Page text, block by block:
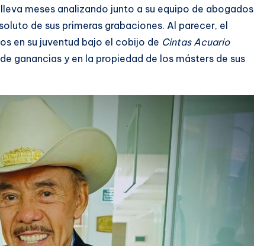
meses analizando junto a su equipo de abogados
de sus primeras grabaciones. Al parecer, el
en su juventud bajo el cobijo de Cintas Acuario
ganancias y en la propiedad de los másters de sus